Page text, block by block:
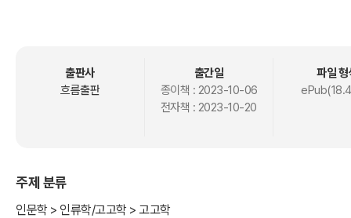
함으로써 기록으로 남아 있지 않은 인류 역사의 여백을 차츰차츰 메워
가는 학문이다. 이와 같은 고고학자들의 발굴과 연구 덕분에 옛사람들
의 삶과 지금 여기를 사는 우리의 삶은 별개의 것이 아닌, 하나의 흐름
‘세상 모든 것의 기원’이라는 제목에서도 짐작할 수 있듯이, 이 책에서
는 우리가 일상에서 접하고 누리는 사물, 문화의 기원과 내력을 발굴
출판사
흐름출판
출간일
종이책 : 2023-10-06
전자책 : 2023-10-20
파일 형
주제 분류
인문학 > 인류학/고고학 > 고고학